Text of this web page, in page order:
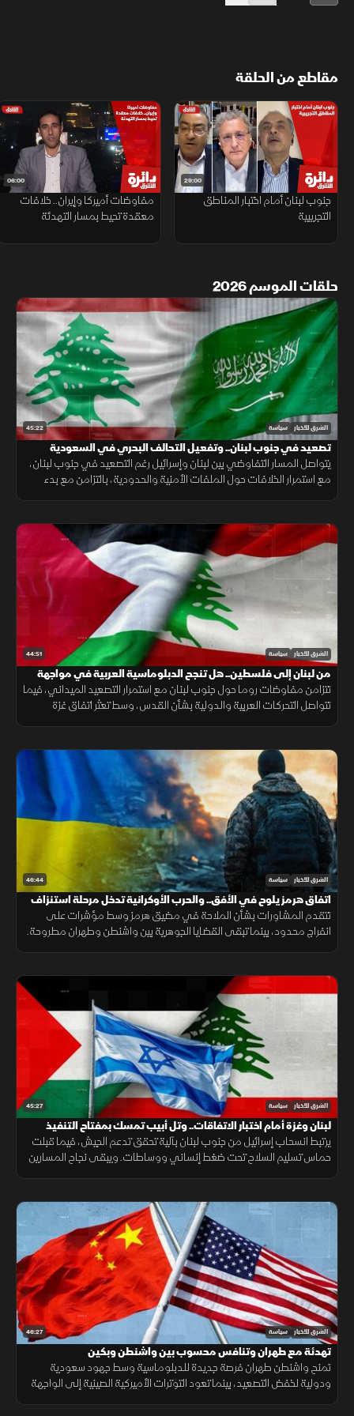
مقاطع من الحلقة
29:00
جنوب لبنان أمام اختبار المناطق
التجريبية
06:00
مفاوضات أميركا وإيران.. خلافات
معقدة تحيط بمسار التهدئة
حلقات الموسم 2026
45:22 الشرق للأخبار سياسة
تصعيد في جنوب لبنان.. وتفعيل التحالف البحري في السعودية
يتواصل المسار التفاوضي بين لبنان وإسرائيل رغم التصعيد في جنوب لبنان،
مع استمرار الخلافات حول الملفات الأمنية والحدودية، بالتزامن مع بدء
44:51 الشرق للأخبار سياسة
من لبنان إلى فلسطين.. هل تنجح الدبلوماسية العربية في مواجهة
التصعيد الإسرائيلي؟
تتزامن مفاوضات روما حول جنوب لبنان مع استمرار التصعيد الميداني، فيما
تتواصل التحركات العربية والدولية بشأن القدس، وسط تعثر اتفاق غزة
46:44 الشرق للأخبار سياسة
اتفاق هرمز يلوح في الأفق.. والحرب الأوكرانية تدخل مرحلة استنزاف
تتقدم المشاورات بشأن الملاحة في مضيق هرمز وسط مؤشرات على
انفراج محدود، بينما تبقى القضايا الجوهرية بين واشنطن وطهران مطروحة.
45:27 الشرق للأخبار سياسة
لبنان وغزة أمام اختبار الاتفاقات.. وتل أبيب تمسك بمفتاح التنفيذ
يرتبط انسحاب إسرائيل من جنوب لبنان بآلية تحقق تدعم الجيش، فيما قبلت
حماس تسليم السلاح تحت ضغط إنساني ووساطات. ويبقى نجاح المسارين
46:27 الشرق للأخبار سياسة
تهدئة مع طهران وتنافس محسوب بين واشنطن وبكين
تمنح واشنطن طهران فرصة جديدة للدبلوماسية وسط جهود سعودية
ودولية لخفض التصعيد، بينما تعود التوترات الأميركية الصينية إلى الواجهة